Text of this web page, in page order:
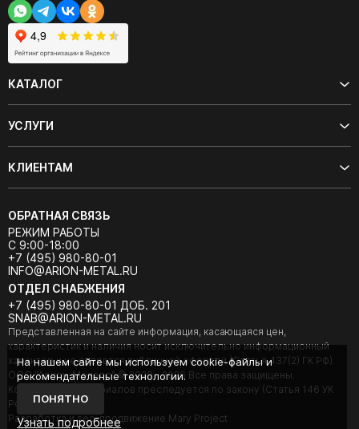
КАТАЛОГ
УСЛУГИ
КЛИЕНТАМ
ОБРАТНАЯ СВЯЗЬ
РЕЖИМ РАБОТЫ
С 9:00-18:00
+7 (495) 980-80-01
INFO@ARION-METAL.RU
ОТДЕЛ СНАБЖЕНИЯ
+7 (495) 980-80-01 ДОБ. 201
SNAB@ARION-METAL.RU
Представленная на сайте информация, касающаяся цен,
характеристик и наличия носит исключительно информационный
характер и не является публичной офертой (Статья 437(2) ГК РФ).
ООО "Арион-Металл" © 2020 - 2026 Все права защищены.
Копирование материалов преследуется по закону (Статья 146 УК
РФ).
Разработка и seo-продвижение Mary Project
На нашем сайте мы используем cookie-файлы и
рекомендательные технологии.
ПОНЯТНО
Узнать подробнее